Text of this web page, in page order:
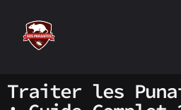
Traiter les